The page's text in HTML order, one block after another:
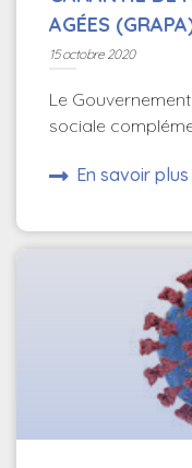
AGÉES
15 octobre 2020
Le
sociale
En savoir plus